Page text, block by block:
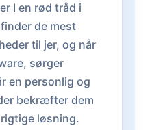
I en rød tråd i
de mest
til jer, og når
sørger
en personlig og
bekræfter dem
løsning.